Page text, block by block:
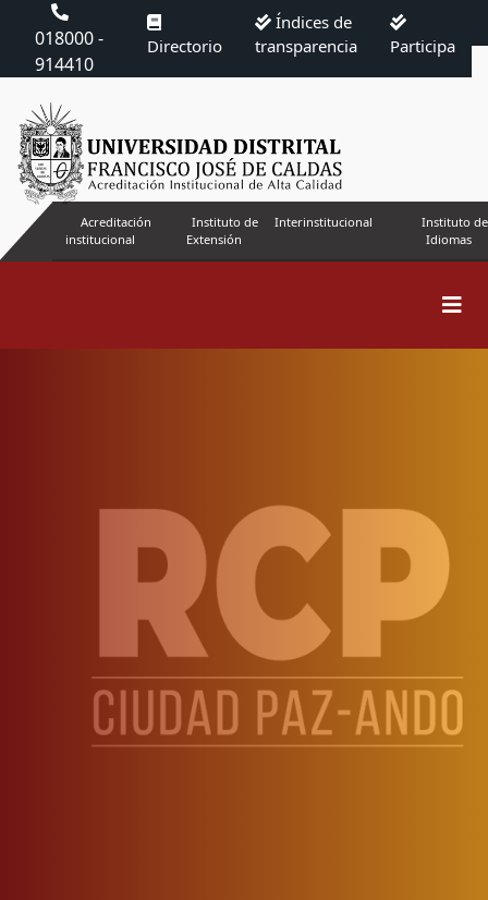
018000 -
914410
Directorio
Índices de
transparencia
Participa
Acreditación
institucional
Instituto de
Extensión
Interinstitucional
Instituto de
Idiomas